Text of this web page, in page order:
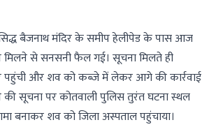
बैजनाथ मंदिर के समीप हेलीपेड के पास आज
मिलने से सनसनी फैल गई। सूचना मिलते ही
पहुंची और शव को कब्जे में लेकर आगे की कार्रवाई
सूचना पर कोतवाली पुलिस तुरंत घटना स्थल
बनाकर शव को जिला अस्पताल पहुंचाया।